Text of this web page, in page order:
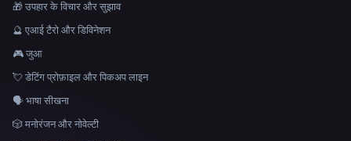
🎁 उपहार के विचार और सुझाव
🔮 एआई टैरो और डिविनेशन
🎮 जुआ
💘 डेटिंग प्रोफ़ाइल और पिकअप लाइन
🗣️ भाषा सीखना
🎲 मनोरंजन और नोवेल्टी